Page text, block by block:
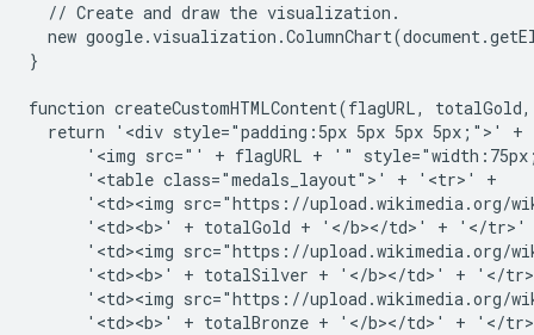
  // Create and draw the visualization.
new
}
function createCustomHTMLContent(flagURL,
  return '<div style="padding:5px 5px 5px 5px;">' +
'<img src="' + flagURL + '"
      '<table class="medals_layout">' + '<tr>' +
'<td><img src="https://upload.wikimedia.org/
'<td><b>' + totalGold + '</b></td>' + '</
'<td><img src="https://upload.wikimedia.org/
'<td><b>' + totalSilver + '</b></td>' + '</
'<td><img src="https://upload.wikimedia.org/
'<td><b>' + totalBronze + '</b></td>' + '</